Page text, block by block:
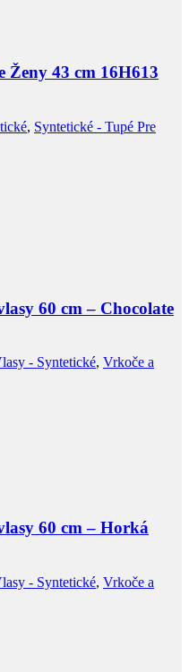
Ženy 43 cm 16H613
, Syntetické - Tupé Pre
60 cm – Chocolate
- Syntetické, Vrkoče a
60 cm – Horká
- Syntetické, Vrkoče a